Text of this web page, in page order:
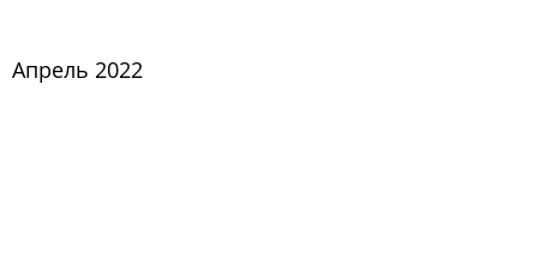
Апрель 2022